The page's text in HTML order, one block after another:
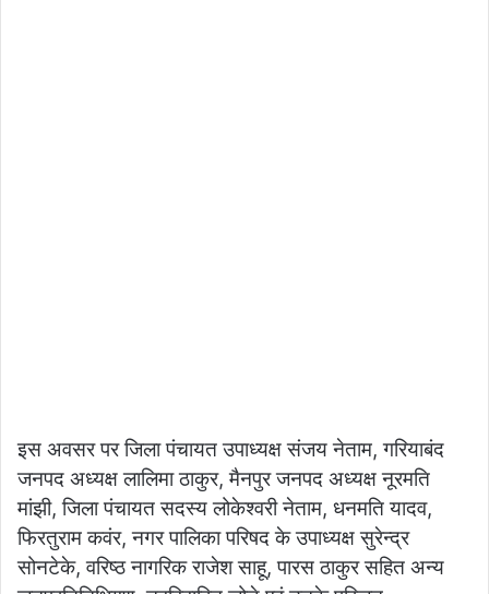
इस अवसर पर जिला पंचायत उपाध्यक्ष संजय नेताम, गरियाबंद
जनपद अध्यक्ष लालिमा ठाकुर, मैनपुर जनपद अध्यक्ष नूरमति
मांझी, जिला पंचायत सदस्य लोकेश्वरी नेताम, धनमति यादव,
फिरतुराम कवंर, नगर पालिका परिषद के उपाध्यक्ष सुरेन्द्र
सोनटेके, वरिष्ठ नागरिक राजेश साहू, पारस ठाकुर सहित अन्य